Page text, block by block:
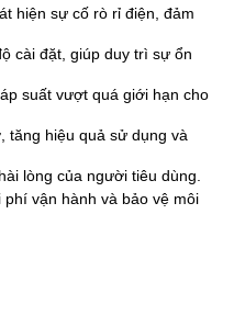
hiện sự cố rò rỉ điện, đảm
cài đặt, giúp duy trì sự ổn
suất vượt quá giới hạn cho
tăng hiệu quả sử dụng và
lòng của người tiêu dùng.
vận hành và bảo vệ môi